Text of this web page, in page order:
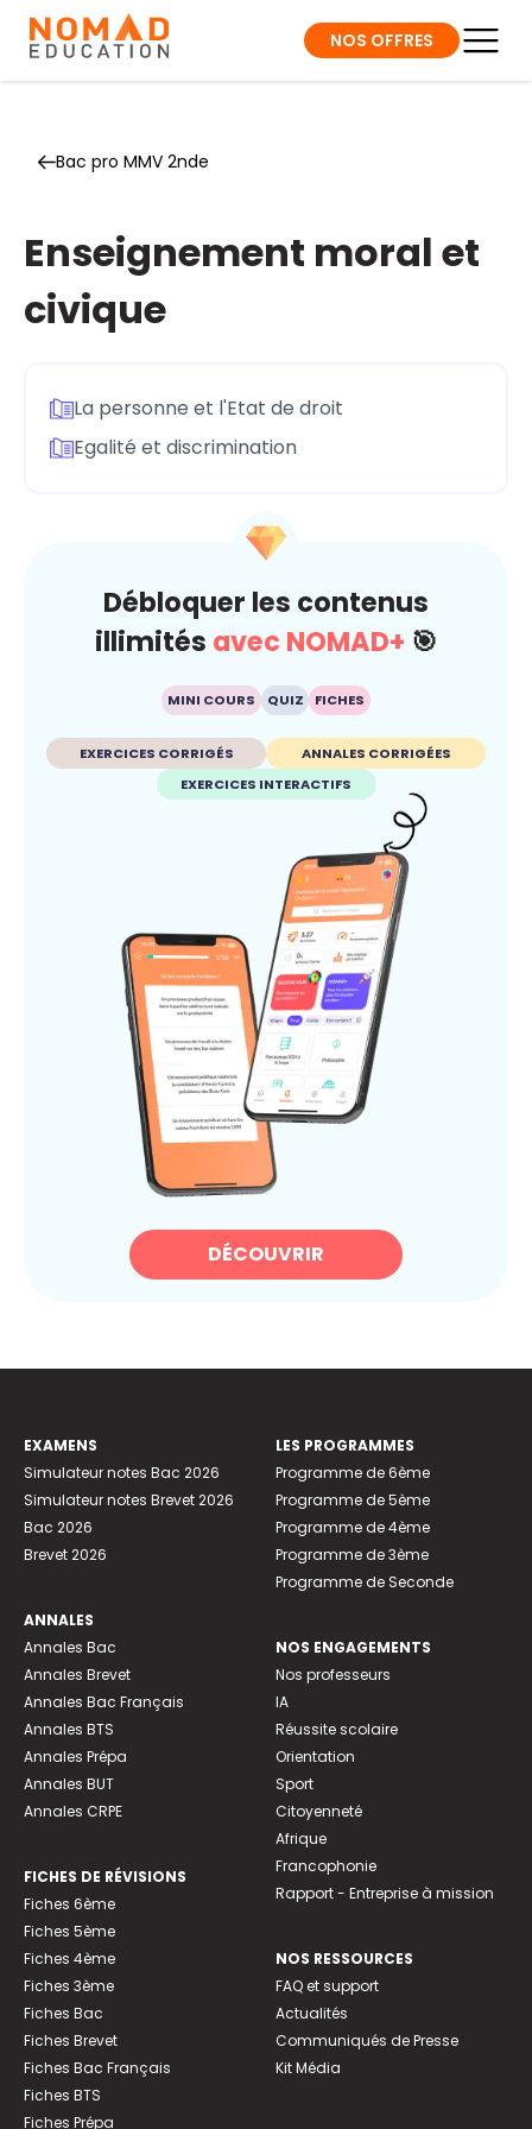
NOS OFFRES
Bac pro MMV 2nde
Enseignement moral et
civique
La personne et l'Etat de droit
Egalité et discrimination
Débloquer les contenus
illimités avec NOMAD+ 🎯
MINI COURS QUIZ FICHES
EXERCICES CORRIGÉS
ANNALES CORRIGÉES
EXERCICES INTERACTIFS
DÉCOUVRIR
EXAMENS
Simulateur notes Bac 2026
Simulateur notes Brevet 2026
Bac 2026
Brevet 2026
ANNALES
Annales Bac
Annales Brevet
Annales Bac Français
Annales BTS
Annales Prépa
Annales BUT
Annales CRPE
FICHES DE RÉVISIONS
Fiches 6ème
Fiches 5ème
Fiches 4ème
Fiches 3ème
Fiches Bac
Fiches Brevet
Fiches Bac Français
Fiches BTS
Fiches Prépa
LES PROGRAMMES
Programme de 6ème
Programme de 5ème
Programme de 4ème
Programme de 3ème
Programme de Seconde
NOS ENGAGEMENTS
Nos professeurs
IA
Réussite scolaire
Orientation
Sport
Citoyenneté
Afrique
Francophonie
Rapport - Entreprise à mission
NOS RESSOURCES
FAQ et support
Actualités
Communiqués de Presse
Kit Média